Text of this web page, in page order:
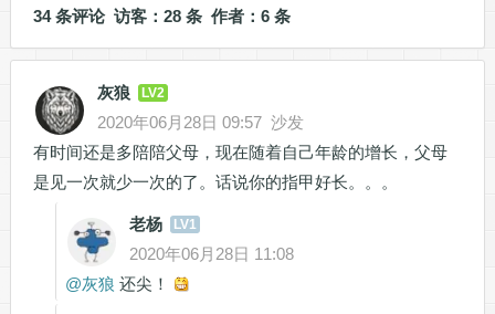
34 条评论 访客：28 条 作者：6 条
灰狼 LV2
2020年06月28日 09:57 沙发
有时间还是多陪陪父母，现在随着自己年龄的增长，父母
是见一次就少一次的了。话说你的指甲好长。。。
老杨 LV1
2020年06月28日 11:08
@灰狼 还尖！